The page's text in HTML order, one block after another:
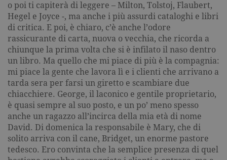
o poi ti capiterà di leggere – Milton, Tolstoj, Flaubert,
Hegel e Joyce -, ma anche i più assurdi cataloghi e libri
di critica. E poi, è chiaro, c’è anche l’odore
rassicurante di carta, nuova o vecchia, che ricorda a
chiunque la prima volta che si è infilato il naso dentro
un libro. Ma quello che mi piace di più è la compagnia:
mi piace la gente che lavora lì e i clienti che arrivano a
tarda sera per farsi un giretto e scambiare due
chiacchiere. George, il laconico e gentile proprietario,
è quasi sempre al suo posto, e un po’ meno spesso
anche un ragazzo all’incirca della mia età di nome
David. Di domenica la responsabile è Mary, che di
solito arriva con il cane, Bridget, un enorme pastore
tedesco. Ero convinta che la semplice presenza di quel